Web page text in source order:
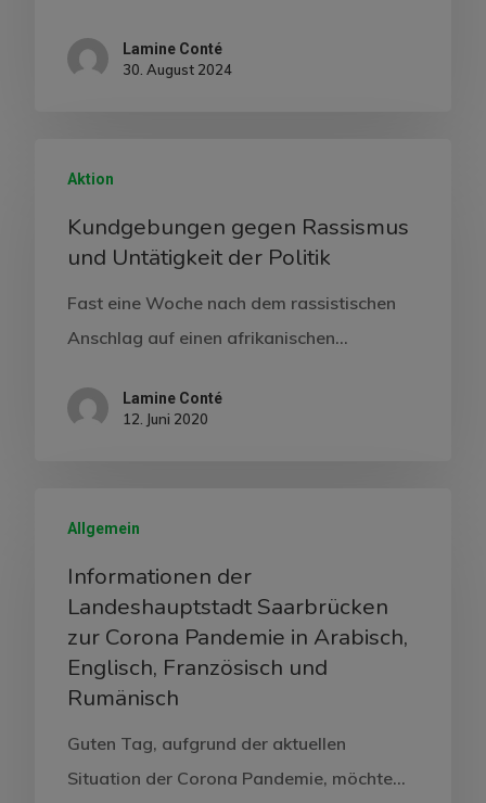
Lamine Conté
30. August 2024
Aktion
Kundgebungen gegen Rassismus
und Untätigkeit der Politik
Fast eine Woche nach dem rassistischen
Anschlag auf einen afrikanischen…
Lamine Conté
12. Juni 2020
Allgemein
Informationen der
Landeshauptstadt Saarbrücken
zur Corona Pandemie in Arabisch,
Englisch, Französisch und
Rumänisch
Guten Tag, aufgrund der aktuellen
Situation der Corona Pandemie, möchte…